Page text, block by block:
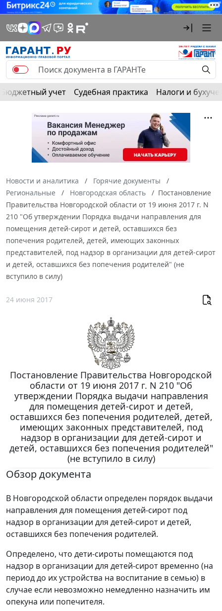
Бюджетный учет Судебная практика Налоги и
Новости и аналитика
Горячие документы
Региональные
Новгородская область
Постановление
Правительства Новгородской области от 19 июня 2017 г. N
210 "Об утверждении Порядка выдачи направления для
помещения детей-сирот и детей, оставшихся без
попечения родителей, детей, имеющих законных
представителей, под надзор в организации для детей-сирот
и детей, оставшихся без попечения родителей" (не
вступило в силу)
24 июня 2017
Постановление Правительства Новгородской
области от 19 июня 2017 г. N 210 "Об
утверждении Порядка выдачи направления
для помещения детей-сирот и детей,
оставшихся без попечения родителей, детей,
имеющих законных представителей, под
надзор в организации для детей-сирот и
детей, оставшихся без попечения родителей"
(не вступило в силу)
Обзор документа
В Новгородской области определен порядок выдачи
направления для помещения детей-сирот под
надзор в организации для детей-сирот и детей,
оставшихся без попечения родителей.
Определено, что дети-сироты помещаются под
надзор в организации для детей-сирот временно (на
период до их устройства на воспитание в семью) в
случае если невозможно немедленно назначить им
опекуна или попечителя.